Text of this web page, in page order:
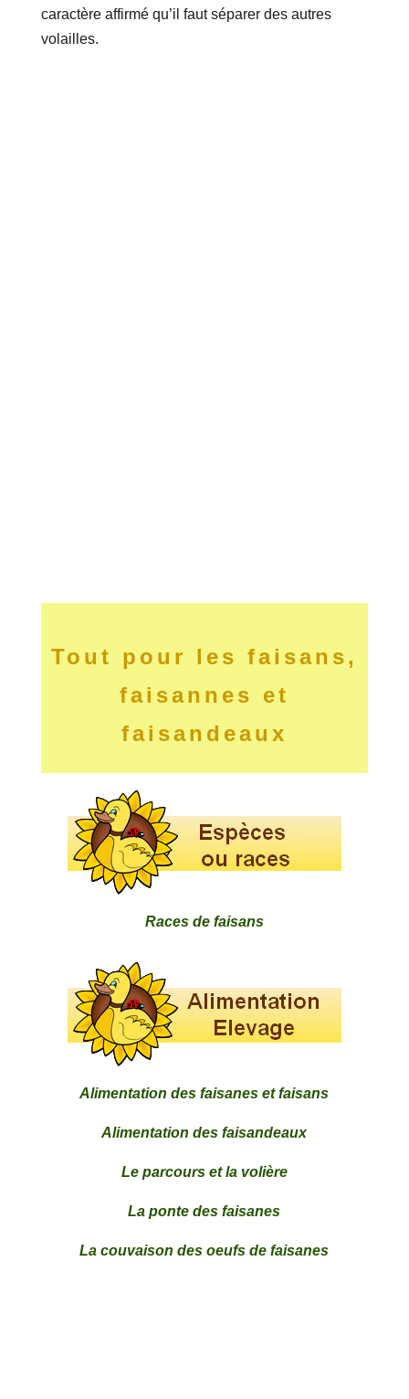
caractère affirmé qu’il faut séparer des autres
volailles.
Tout pour les faisans,
faisannes et
faisandeaux
Races de faisans
Alimentation des faisanes et faisans
Alimentation des faisandeaux
Le parcours et la volière
La ponte des faisanes
La couvaison des oeufs de faisanes